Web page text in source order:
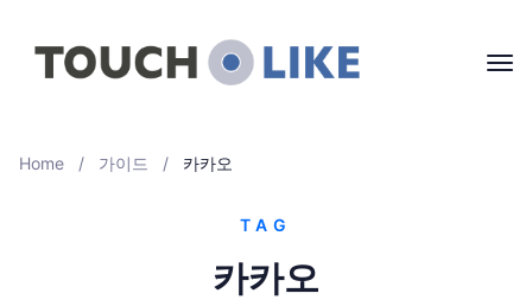
Home / 가이드 / 카카오
TAG
카카오